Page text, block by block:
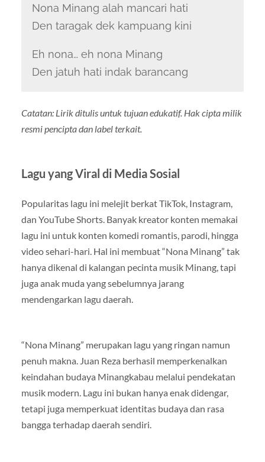
Nona Minang alah mancari hati
Den taragak dek kampuang kini
Eh nona… eh nona Minang
Den jatuh hati indak barancang
Catatan: Lirik ditulis untuk tujuan edukatif. Hak cipta milik
resmi pencipta dan label terkait.
Lagu yang Viral di Media Sosial
Popularitas lagu ini melejit berkat TikTok, Instagram,
dan YouTube Shorts. Banyak kreator konten memakai
lagu ini untuk konten komedi romantis, parodi, hingga
video sehari-hari. Hal ini membuat “Nona Minang” tak
hanya dikenal di kalangan pecinta musik Minang, tapi
juga anak muda yang sebelumnya jarang
mendengarkan lagu daerah.
“Nona Minang” merupakan lagu yang ringan namun
penuh makna. Juan Reza berhasil memperkenalkan
keindahan budaya Minangkabau melalui pendekatan
musik modern. Lagu ini bukan hanya enak didengar,
tetapi juga memperkuat identitas budaya dan rasa
bangga terhadap daerah sendiri.